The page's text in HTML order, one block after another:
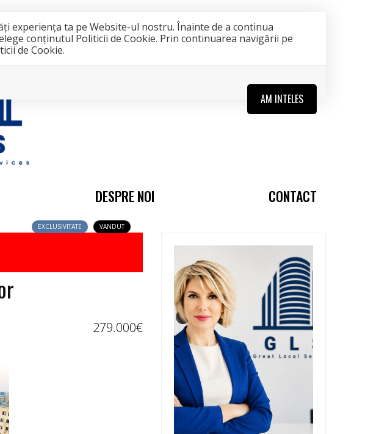
experiența ta pe Website-ul nostru. Înainte de a continua
conținutul Politicii de Cookie. Prin continuarea navigării pe
de Cookie.
AM INTELES
DESPRE NOI CONTACT
279.000€
EXCLUSIVITATE VANDUT